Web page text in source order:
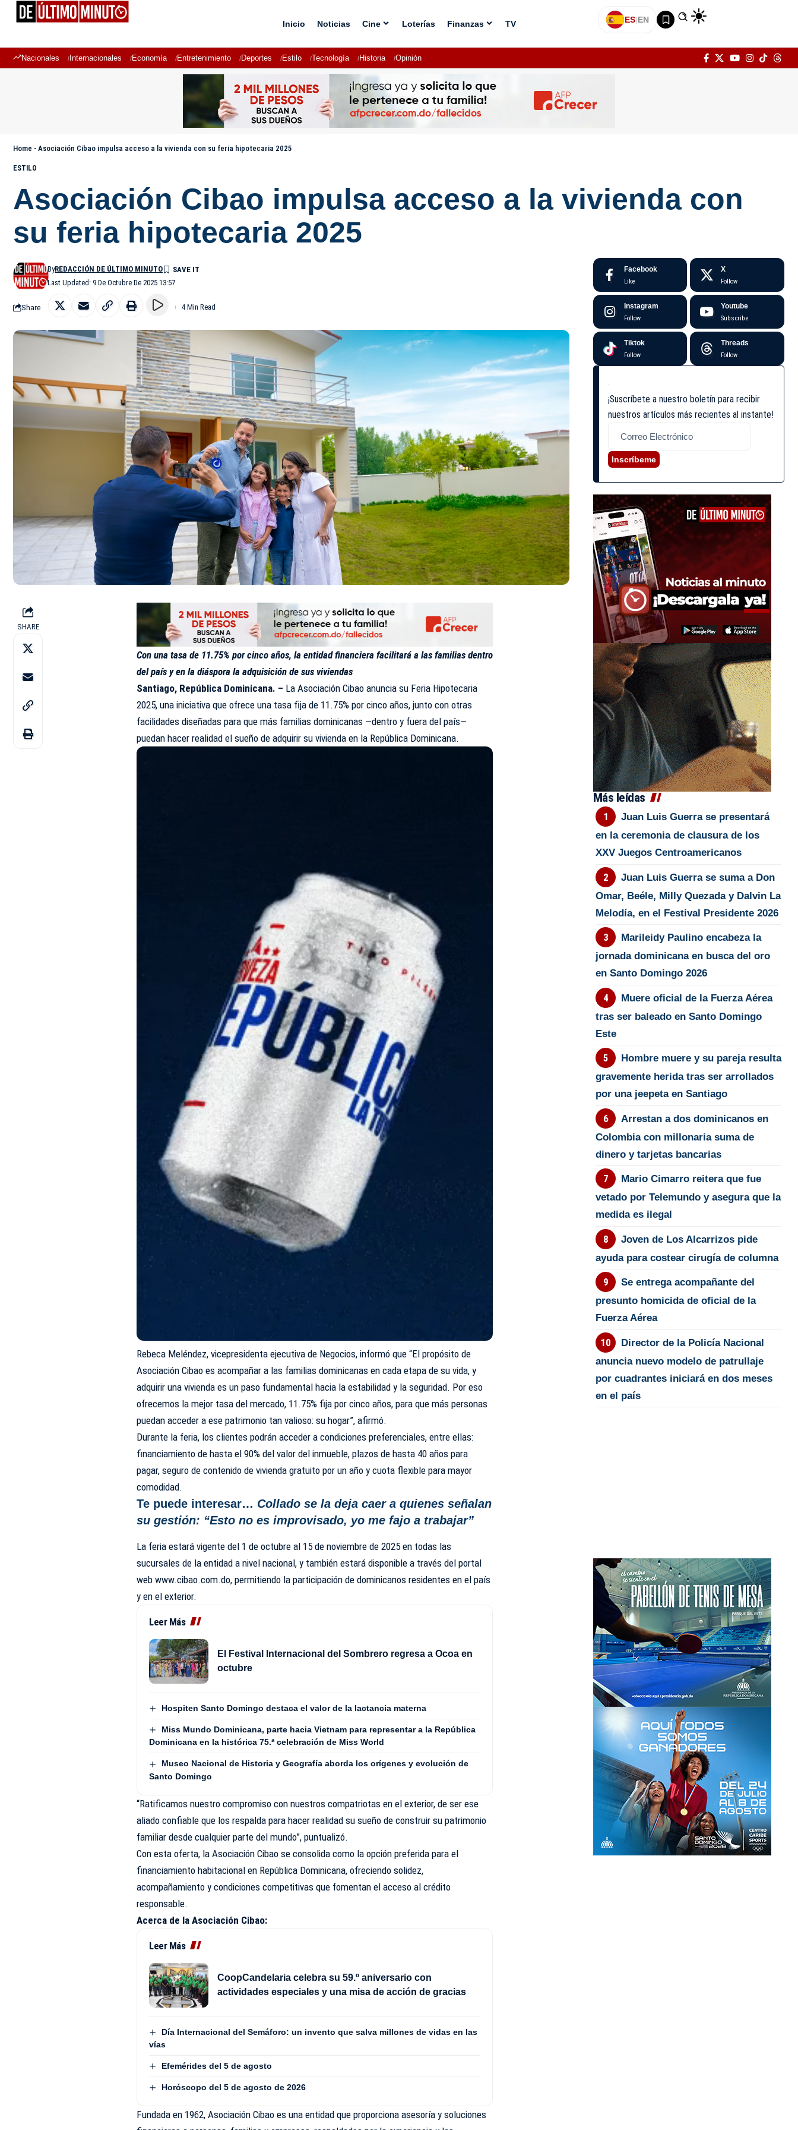
Inicio Noticias Cine Loterías Finanzas TV ES|EN
Nacionales Internacionales Economía Entretenimiento Deportes Estilo Tecnología Historia Opinión
Home - Asociación Cibao impulsa acceso a la vivienda con su feria hipotecaria 2025
ESTILO
Asociación Cibao impulsa acceso a la vivienda con
su feria hipotecaria 2025
Last Updated: 9 De Octubre De 2025 13:57
ByREDACCIÓN DE ÚLTIMO MINUTO
Share 4 Min Read
SHARE
Con una tasa de 11.75% por cinco años, la entidad financiera facilitará a las familias dentro
del país y en la diáspora la adquisición de sus viviendas
Santiago, República Dominicana. – La Asociación Cibao anuncia su Feria Hipotecaria
2025, una iniciativa que ofrece una tasa fija de 11.75% por cinco años, junto con otras
facilidades diseñadas para que más familias dominicanas —dentro y fuera del país—
puedan hacer realidad el sueño de adquirir su vivienda en la República Dominicana.
Rebeca Meléndez, vicepresidenta ejecutiva de Negocios, informó que “El propósito de
Asociación Cibao es acompañar a las familias dominicanas en cada etapa de su vida, y
adquirir una vivienda es un paso fundamental hacia la estabilidad y la seguridad. Por eso
ofrecemos la mejor tasa del mercado, 11.75% fija por cinco años, para que más personas
puedan acceder a ese patrimonio tan valioso: su hogar”, afirmó.
Durante la feria, los clientes podrán acceder a condiciones preferenciales, entre ellas:
financiamiento de hasta el 90% del valor del inmueble, plazos de hasta 40 años para
pagar, seguro de contenido de vivienda gratuito por un año y cuota flexible para mayor
comodidad.
Te puede interesar… Collado se la deja caer a quienes señalan
su gestión: “Esto no es improvisado, yo me fajo a trabajar”
La feria estará vigente del 1 de octubre al 15 de noviembre de 2025 en todas las
sucursales de la entidad a nivel nacional, y también estará disponible a través del portal
webwww.cibao.com.do, permitiendo la participación de dominicanos residentes en el país
y en el exterior.
Leer Más
El Festival Internacional del Sombrero regresa a Ocoa en
octubre
Hospiten Santo Domingo destaca el valor de la lactancia materna
Miss Mundo Dominicana, parte hacia Vietnam para representar a la República
Dominicana en la histórica 75.ª celebración de Miss World
Museo Nacional de Historia y Geografía aborda los orígenes y evolución de
Santo Domingo
“Ratificamos nuestro compromiso con nuestros compatriotas en el exterior, de ser ese
aliado confiable que los respalda para hacer realidad su sueño de construir su patrimonio
familiar desde cualquier parte del mundo”, puntualizó.
Con esta oferta, la Asociación Cibao se consolida como la opción preferida para el
financiamiento habitacional en República Dominicana, ofreciendo solidez,
acompañamiento y condiciones competitivas que fomentan el acceso al crédito
responsable.
Acerca de la Asociación Cibao:
Leer Más
CoopCandelaria celebra su 59.º aniversario con
actividades especiales y una misa de acción de gracias
Día Internacional del Semáforo: un invento que salva millones de vidas en las
vías
Efemérides del 5 de agosto
Horóscopo del 5 de agosto de 2026
Fundada en 1962, Asociación Cibao es una entidad que proporciona asesoría y soluciones
Facebook
Like
X
Follow
Instagram
Follow
Youtube
Subscribe
Tiktok
Follow
Threads
Follow
¡Suscríbete a nuestro boletín para recibir
nuestros artículos más recientes al instante!
Inscríbeme
Más leídas
Juan Luis Guerra se presentará
en la ceremonia de clausura de los
XXV Juegos Centroamericanos
Juan Luis Guerra se suma a Don
Omar, Beéle, Milly Quezada y Dalvin La
Melodía, en el Festival Presidente 2026
Marileidy Paulino encabeza la
jornada dominicana en busca del oro
en Santo Domingo 2026
Muere oficial de la Fuerza Aérea
tras ser baleado en Santo Domingo
Este
Hombre muere y su pareja resulta
gravemente herida tras ser arrollados
por una jeepeta en Santiago
Arrestan a dos dominicanos en
Colombia con millonaria suma de
dinero y tarjetas bancarias
Mario Cimarro reitera que fue
vetado por Telemundo y asegura que la
medida es ilegal
Joven de Los Alcarrizos pide
ayuda para costear cirugía de columna
Se entrega acompañante del
presunto homicida de oficial de la
Fuerza Aérea
Director de la Policía Nacional
anuncia nuevo modelo de patrullaje
por cuadrantes iniciará en dos meses
en el país